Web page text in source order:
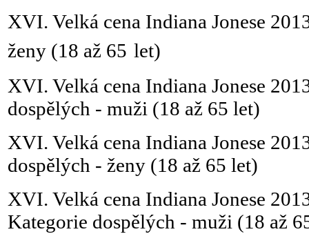
XVI. Velká cena Indiana Jonese
ženy (18 až 65 let)
XVI. Velká cena Indiana Jonese
dospělých - muži (18 až 65 let)
XVI. Velká cena Indiana Jonese
dospělých - ženy (18 až 65 let)
XVI. Velká cena Indiana Jonese
Kategorie dospělých - muži (18 až